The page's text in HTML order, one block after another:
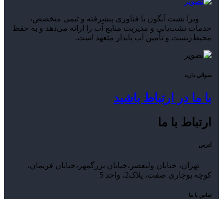
ویرا نشت آبگون با فناوری پیشرفته و تیمی متخصص،
خدمات نشت‌یابی و مدیریت منابع آب را ارائه می‌دهد و به حفظ
محیط‌زیست و تأمین آب پایدار متعهد است.
سوالی دارید
با ما در ارتباط باشید
ارتباط با ما
آدرس
تهران، خیابان ولیعصر،خیابان بزرگمهر،خیابان فریمان،
کوچه بوجاری صفت، پلاک2، واحد 5
تماس با ما